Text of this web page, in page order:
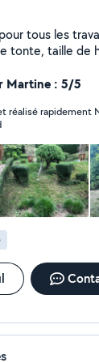
tonte, taille de
!
Martine : 5/5
rapidement Nous